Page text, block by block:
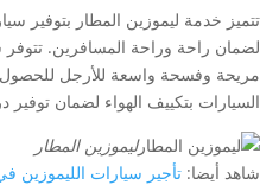
تتميز خدمة ليموزين المطار بتوفير
لضمان راحة وراحة المسافرين.
مريحة وفسحة واسعة للأرجل
السيارات بتكييف الهواء لضمان
ليموزين المطار
شاهد أيضا: تأجير سيارات